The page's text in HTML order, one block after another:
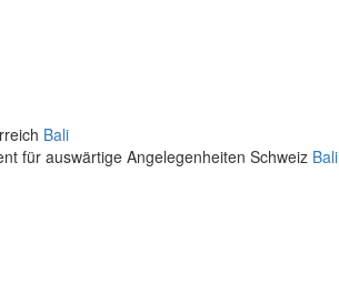
Bali
für auswärtige Angelegenheiten Schweiz Bali